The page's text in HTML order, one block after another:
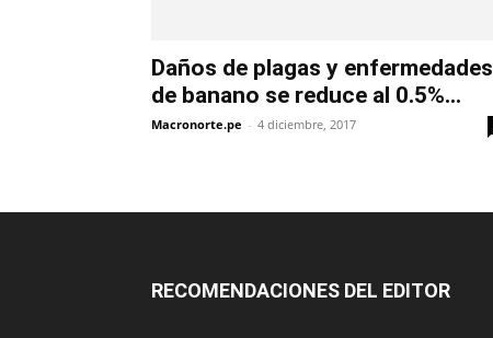
Daños de plagas y enfermedades
de banano se reduce al 0.5%...
Macronorte.pe - 4 diciembre, 2017
RECOMENDACIONES DEL EDITOR